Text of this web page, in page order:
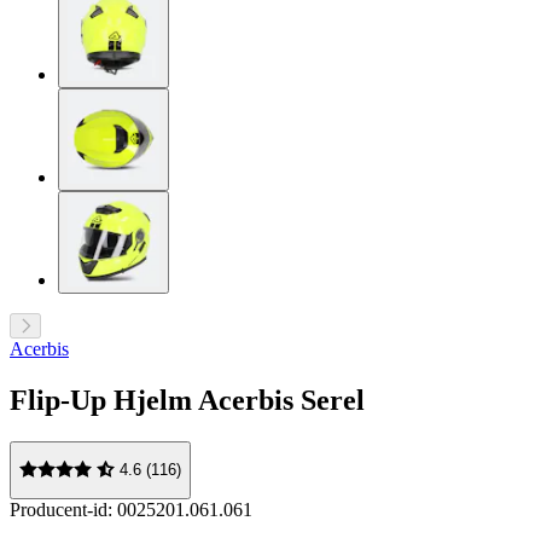
Acerbis
Flip-Up Hjelm Acerbis Serel
4.6 (116)
Producent-id: 0025201.061.061